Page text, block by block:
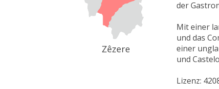
Zêzere
der
Mit einer
und das
einer
und
Lizenz: